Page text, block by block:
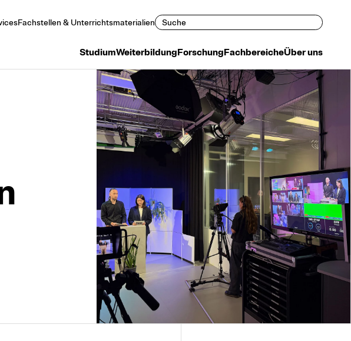
StudiumWeiterbildungForschungFachbereicheÜber uns
Fachstellen & Unterrichtsmaterialien Suchen